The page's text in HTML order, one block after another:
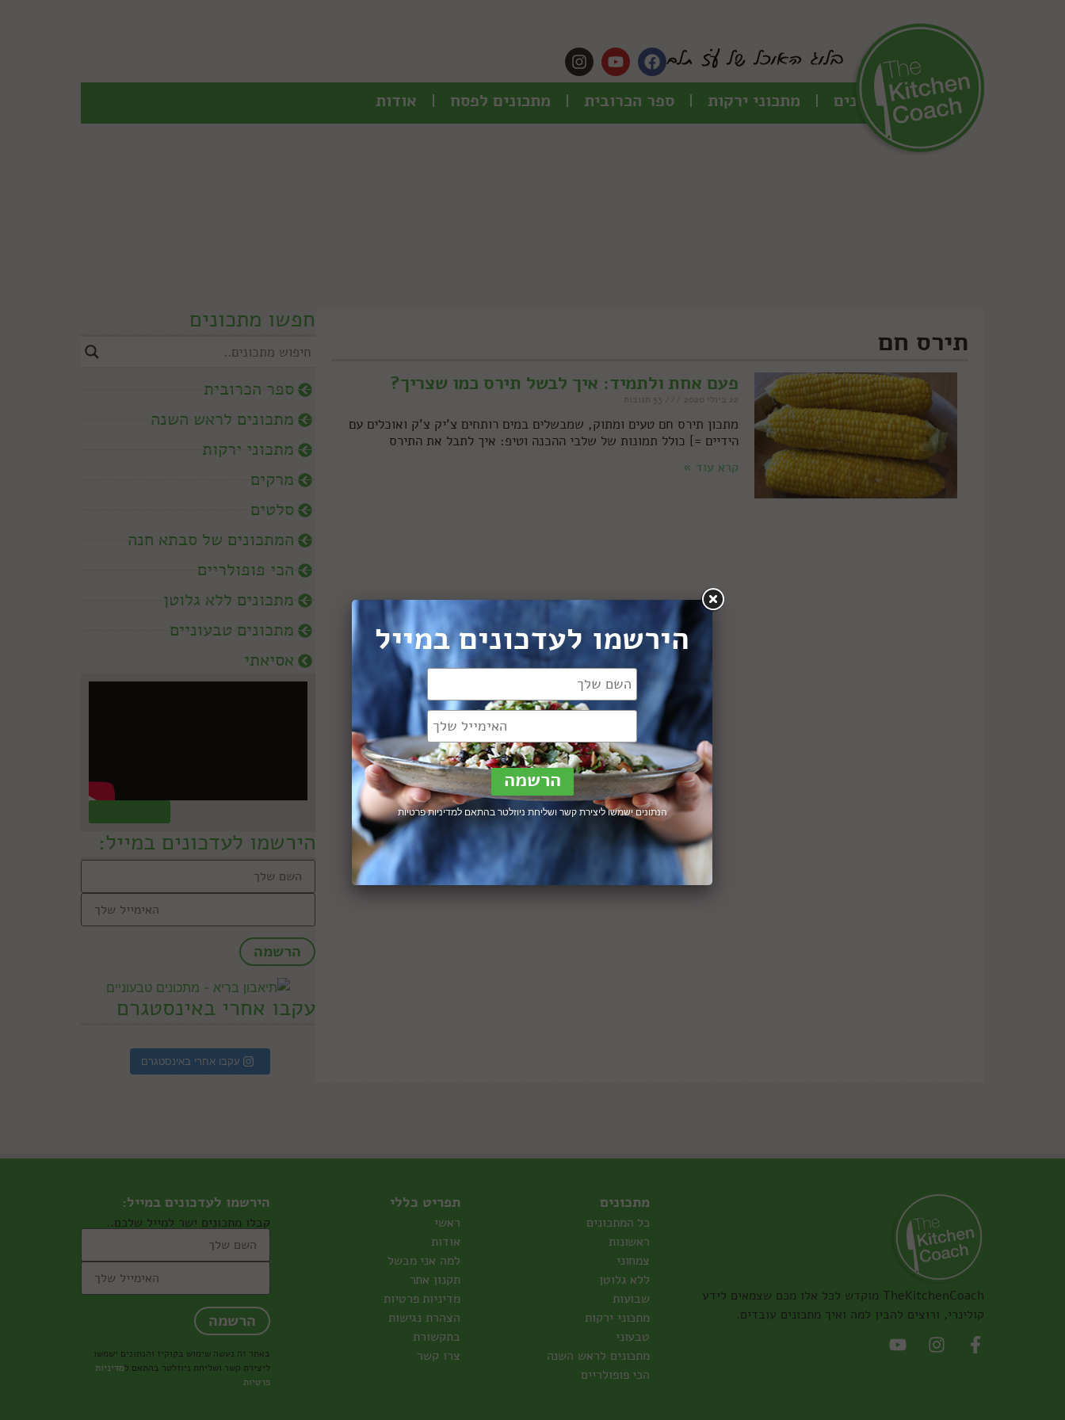
כל המתכונים מתכוני ירקות ספר הכרובית מתכונים לפסח אודות
חפשו מתכונים
ספר הכרובית
מתכונים לראש השנה
מתכוני ירקות
מרקים
סלטים
המתכונים של סבתא חנה
הכי פופולריים
מתכונים ללא גלוטן
מתכונים טבעוניים
אסיאתי
הירשמו לעדכונים במייל:
עקבו אחרי באינסטגרם
עקבו אחרי באינסטגרם
תירס חם
פעם אחת ולתמיד: איך לבשל תירס כמו שצריך?
22 ביולי 2020
מתכון תירס חם טעים ומתוק, שמבשלים במים רותחים צ'יק צ'ק ואוכלים עם
הידיים =] כולל תמונות של שלבי ההכנה וטיפ: איך לתבל את התירס
קרא עוד »
TheKitchenCoach מוקדש לכל אלו מכם שצמאים לידע
קולינרי, ורוצים להבין למה ואיך מתכונים עובדים.
מתכונים
כל המתכונים
ראשונות
צמחוני
ללא גלוטן
שבועות
מתכוני ירקות
טבעוני
מתכונים לראש השנה
הכי פופולריים
תפריט כללי
ראשי
אודות
למה אני מבשל
תקנון אתר
מדיניות פרטיות
הצהרת נגישות
בתקשורת
צרו קשר
הירשמו לעדכונים במייל:
קבלו מתכונים ישר למייל שלכם..
באתר זה נעשה שימוש בקוקיז והנתונים ישמשו
ליצירת קשר ושליחת ניוזלטר בהתאם למדיניות
פרטיות
הירשמו לעדכונים במייל
הנתונים ישמשו ליצירת קשר ושליחת ניוזלטר בהתאם למדיניות פרטיות